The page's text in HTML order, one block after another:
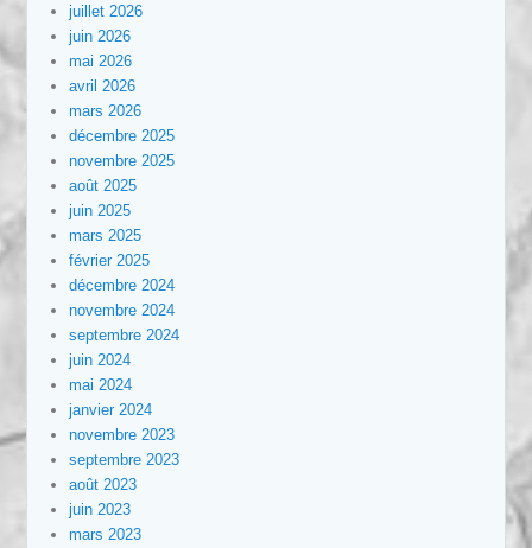
juillet 2026
juin 2026
mai 2026
avril 2026
mars 2026
décembre 2025
novembre 2025
août 2025
juin 2025
mars 2025
février 2025
décembre 2024
novembre 2024
septembre 2024
juin 2024
mai 2024
janvier 2024
novembre 2023
septembre 2023
août 2023
juin 2023
mars 2023